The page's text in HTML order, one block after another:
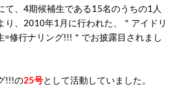
て、4期候補生である15名のうちの1人
り、2010年1月に行われた、＂アイドリ
=修行ナリング!!!＂でお披露目されまし
!!!の25号として活動していました。